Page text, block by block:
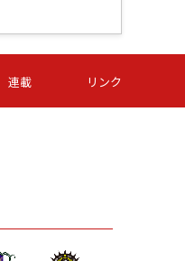
第16節 09/06 (日) 15:00
-
連載 リンク